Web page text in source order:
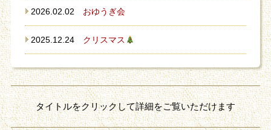
2026.02.02 おゆうぎ会
2025.12.24 クリスマス
タイトルをクリックして詳細をご覧いただけます